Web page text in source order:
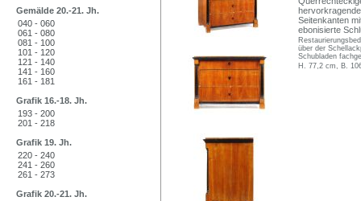
Gemälde 20.-21. Jh.
040 - 060
061 - 080
081 - 100
101 - 120
121 - 140
141 - 160
161 - 181
Grafik 16.-18. Jh.
193 - 200
201 - 218
Grafik 19. Jh.
220 - 240
241 - 260
261 - 273
Grafik 20.-21. Jh.
Seitenkanten
ebonisierte
über der
Schubladen
H. 77,2 cm, B.